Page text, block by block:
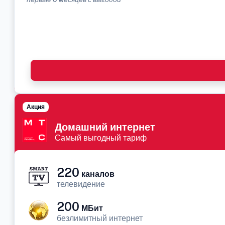
Домашний интернет
Самый выгодный тариф
Акция
220 каналов
телевидение
200 МБит
безлимитный интернет